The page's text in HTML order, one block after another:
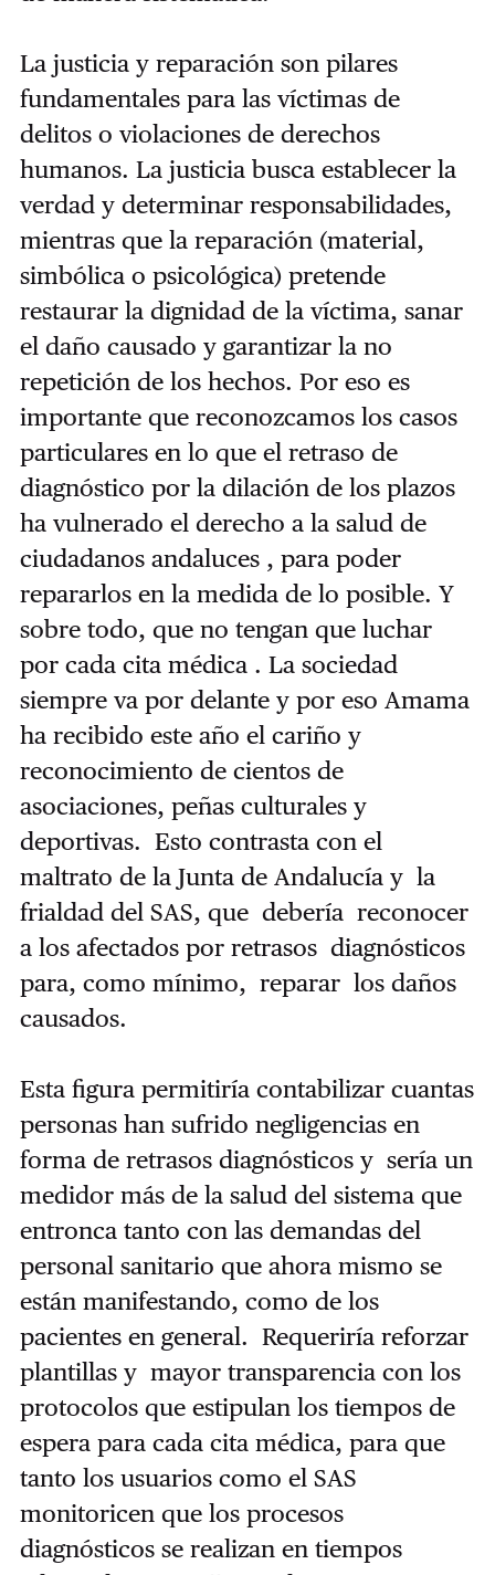
La justicia y reparación son pilares
fundamentales para las víctimas de
delitos o violaciones de derechos
humanos. La justicia busca establecer la
verdad y determinar responsabilidades,
mientras que la reparación (material,
simbólica o psicológica) pretende
restaurar la dignidad de la víctima, sanar
el daño causado y garantizar la no
repetición de los hechos. Por eso es
importante que reconozcamos los casos
particulares en lo que el retraso de
diagnóstico por la dilación de los plazos
ha vulnerado el derecho a la salud de
ciudadanos andaluces , para poder
repararlos en la medida de lo posible. Y
sobre todo, que no tengan que luchar
por cada cita médica . La sociedad
siempre va por delante y por eso Amama
ha recibido este año el cariño y
reconocimiento de cientos de
asociaciones, peñas culturales y
deportivas. Esto contrasta con el
maltrato de la Junta de Andalucía y la
frialdad del SAS, que debería reconocer
a los afectados por retrasos diagnósticos
para, como mínimo, reparar los daños
causados.
Esta figura permitiría contabilizar cuantas
personas han sufrido negligencias en
forma de retrasos diagnósticos y sería un
medidor más de la salud del sistema que
entronca tanto con las demandas del
personal sanitario que ahora mismo se
están manifestando, como de los
pacientes en general. Requeriría reforzar
plantillas y mayor transparencia con los
protocolos que estipulan los tiempos de
espera para cada cita médica, para que
tanto los usuarios como el SAS
monitoricen que los procesos
diagnósticos se realizan en tiempos